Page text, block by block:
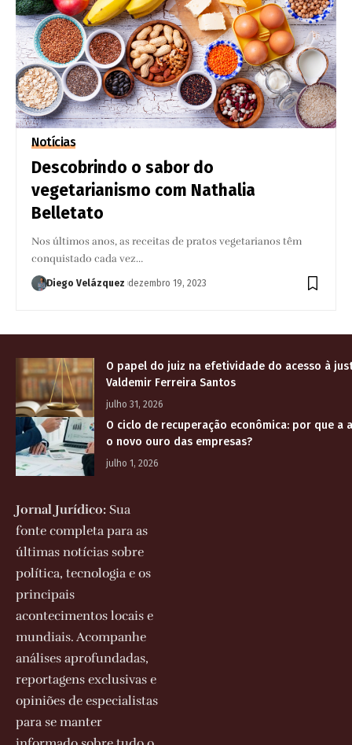
Notícias
Descobrindo o sabor do
vegetarianismo com Nathalia
Belletato
Nos últimos anos, as receitas de pratos vegetarianos têm
conquistado cada vez…
Diego Velázquez dezembro 19, 2023
O papel do juiz na efetividade do acesso à
Valdemir Ferreira Santos
julho 31, 2026
O ciclo de recuperação econômica: por que a
o novo ouro das empresas?
julho 1, 2026
Jornal Jurídico: Sua
fonte completa para as
últimas notícias sobre
política, tecnologia e os
principais
acontecimentos locais e
mundiais. Acompanhe
análises aprofundadas,
reportagens exclusivas e
opiniões de especialistas
para se manter